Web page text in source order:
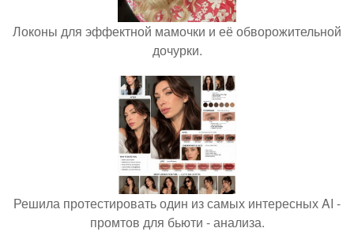
Локоны для эффектной мамочки и её обворожительной
дочурки.
Решила протестировать один из самых интересных AI -
промтов для бьюти - анализа.